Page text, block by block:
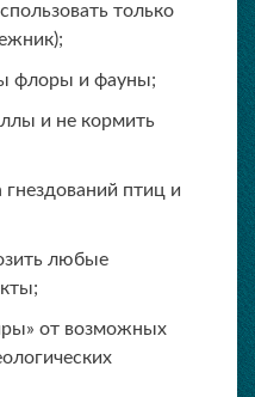
только
флоры и фауны;
и не кормить
гнездований птиц и
любые
от возможных